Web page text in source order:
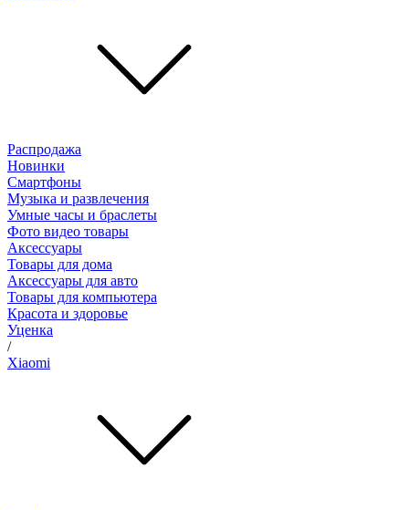
Распродажа
Новинки
Смартфоны
Музыка и развлечения
Умные часы и браслеты
Фото видео товары
Аксессуары
Товары для дома
Аксессуары для авто
Товары для компьютера
Красота и здоровье
Уценка
/
Xiaomi